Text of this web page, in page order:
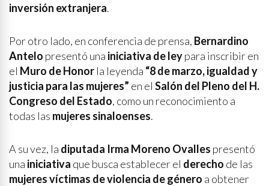
inversión extranjera.
Por otro lado, en conferencia de prensa, Bernardino
Antelo presentó una iniciativa de leypara inscribir en
el Muro de Honor la leyenda “8 de marzo, igualdad y
justicia para las mujeres” en el Salón del Pleno del H.
Congreso del Estado, como un reconocimiento a
todas las mujeres sinaloenses.
A su vez, la diputada Irma Moreno Ovalles presentó
una iniciativa que busca establecer el derecho de las
mujeres víctimas de violencia de género a obtener